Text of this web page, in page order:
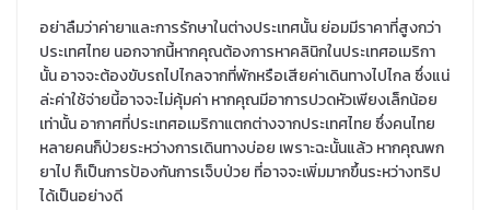
อย่าลืมว่าค่ายาและการรักษาในต่างประเทศนั้น ย่อมมีราคาที่สูงกว่า
ประเทศไทย นอกจากนี้หากคุณต้องการหาคลินิกในประเทศอเมริกา
นั้น อาจจะต้องขับรถไปไกลจากที่พักหรือเสียค่าเดินทางไปไกล ซึ่งแน่
ล่ะค่าใช้จ่ายนี้อาจจะไม่คุ้มค่า หากคุณมีอาการปวดหัวเพียงเล็กน้อย
เท่านั้น อากาศที่ประเทศอเมริกาแตกต่างจากประเทศไทย ซึ่งคนไทย
หลายคนก็ป่วยระหว่างการเดินทางบ่อย เพราะฉะนั้นแล้ว หากคุณพก
ยาไป ก็เป็นการป้องกันการเจ็บป่วย ที่อาจจะเพิ่มมากขึ้นระหว่างทริป
ได้เป็นอย่างดี